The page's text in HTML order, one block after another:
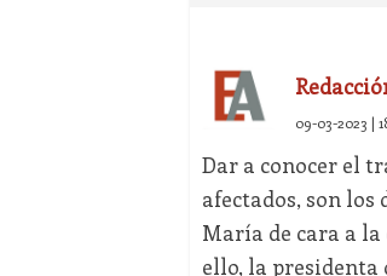
09-03-2023 |
Dar a conocer el
afectados, son los
María de cara a
ello, la presidenta